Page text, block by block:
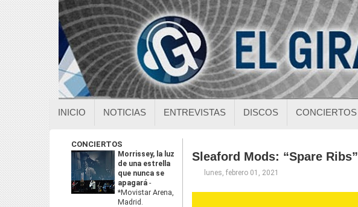
INICIO NOTICIAS ENTREVISTAS DISCOS CONCIERTOS
CONCIERTOS
Morrissey, la luz
de una estrella
que nunca se
apagará -
*Movistar Arena,
Madrid.
Sleaford Mods: “Spare Ribs”
lunes, febrero 01, 2021